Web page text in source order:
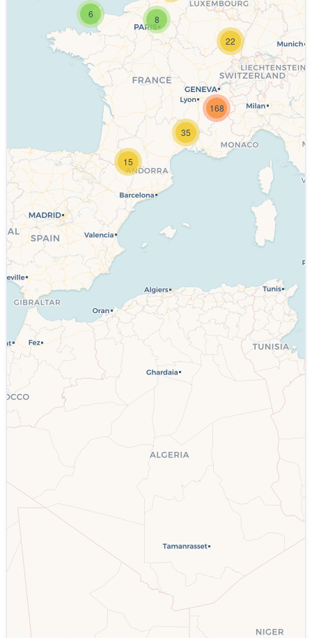
22
35
15
168
6 8